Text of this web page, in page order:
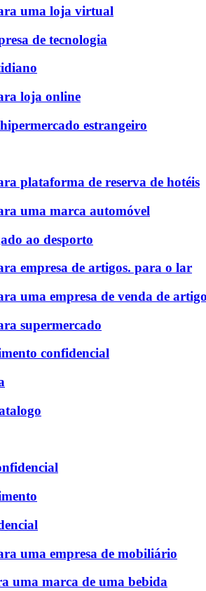
uma loja virtual
de tecnologia
loja online
estrangeiro
plataforma de reserva de hotéis
uma marca automóvel
ao desporto
empresa de artigos. para o lar
uma empresa de venda de
supermercado
confidencial
uma empresa de mobiliário
uma marca de uma bebida